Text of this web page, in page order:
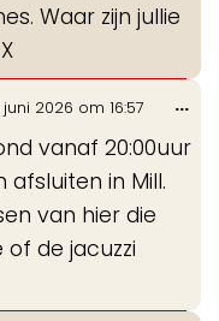
Waar zijn jullie
juni 2026 om 16:57
vanaf 20:00uur
in Mill.
van hier die
de jacuzzi
...